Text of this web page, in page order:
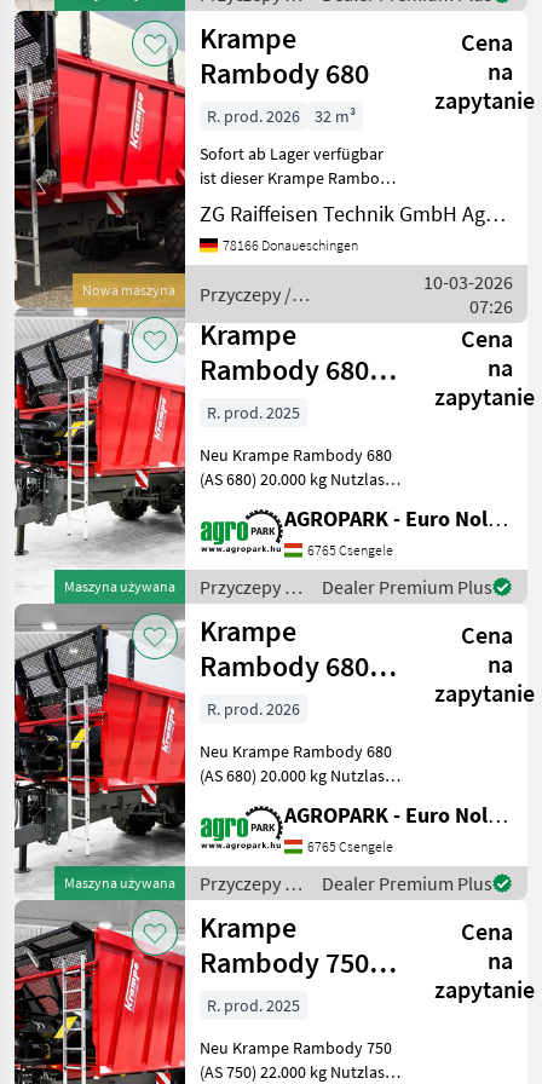
Druckluftbremse, LED, 40
km/h,
Krampe
Nowa maszyna
Krampe
Rambody 680
Cena
na
zapytanie
R. prod. 2026
32 m³
Sofort ab Lager verfügbar
ist dieser Krampe Rambody
680 mit folgender
Ausstattung: -
Transportvolumen mit
Bereifung 710/50 R 26, 5/
Profil FL 6
ZG Raiffeisen Technik GmbH Agrartechnik Donaueschingen
78166 Donaueschingen
Przyczepy /
Krampe
10-03-2026
07:26
Maszyna używana
Krampe
Rambody 680
(AS 680)
UNUSED 20 ton
capacity prem
Cena
na
zapytanie
R. prod. 2025
Neu Krampe Rambody 680
(AS 680) 20.000 kg Nutzlast,
Schubkippanhänger, 32 m³,
gelenkte Achse,
Druckluftbremse, 60 cm
Aufsatz, LED, 40 km/h,
AGROPARK - Euro Noliker Kft.
6765 Csengele
Przyczepy /
Krampe
Dealer Premium Plus
Maszyna używana
Krampe
Rambody 680
(AS 680)
UNUSED 20 ton
capacity push
Cena
na
zapytanie
R. prod. 2026
Neu Krampe Rambody 680
(AS 680) 20.000 kg Nutzlast,
Schubabsetzkipper, 32 m³,
Lenkachse,
Druckluftbremse, 60 cm
Aufsatz, LED, 40 km/h,
luftgefedertes Fahrwer
AGROPARK - Euro Noliker Kft.
6765 Csengele
Przyczepy /
Krampe
Dealer Premium Plus
Krampe
Rambody 750
(AS 750)
UNUSED 22 ton
push off trai
Cena
na
zapytanie
R. prod. 2025
Neu Krampe Rambody 750
(AS 750) 22.000 kg Nutzlast,